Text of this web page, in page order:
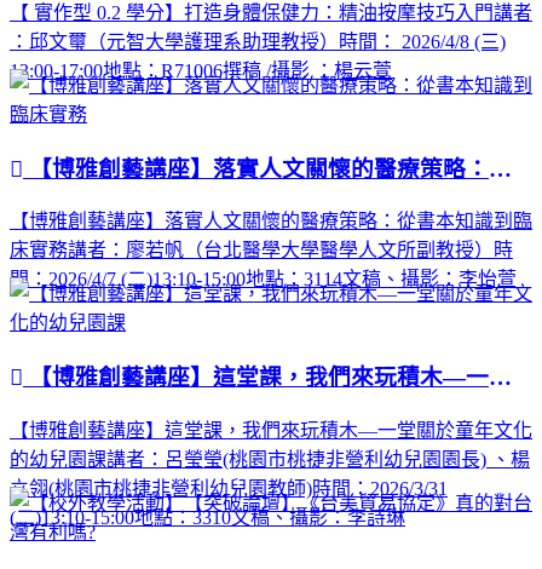
【 實作型 0.2 學分】打造身體保健力：精油按摩技巧入門講者
：邱文璽（元智大學護理系助理教授）時間： 2026/4/8 (三)
13:00-17:00地點：R71006撰稿 /攝影 ：楊云萱
【博雅創藝講座】落實人文關懷的醫療策略：從書本知識到臨床實務
【博雅創藝講座】落實人文關懷的醫療策略：從書本知識到臨
床實務講者：廖若帆（台北醫學大學醫學人文所副教授）時
間：2026/4/7 (二)13:10-15:00地點：3114文稿、攝影：李怡萱
【博雅創藝講座】這堂課，我們來玩積木—一堂關於童年文化的幼兒園課
【博雅創藝講座】這堂課，我們來玩積木—一堂關於童年文化
的幼兒園課講者：呂瑩瑩(桃園市桃捷非營利幼兒園園長) 、楊
立翎(桃園市桃捷非營利幼兒園教師)時間：2026/3/31
(二)13:10-15:00地點：3310文稿、攝影：李詩琳